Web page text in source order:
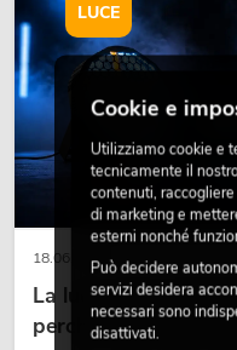
18.06.2026
La luce retrò nel
perché la luce calda
LUCE
Cookie e
Utilizziamo cookie e
tecnicamente il
contenuti,
di marketing e
esterni nonché
Può decidere
servizi desidera
necessari sono
disattivati.